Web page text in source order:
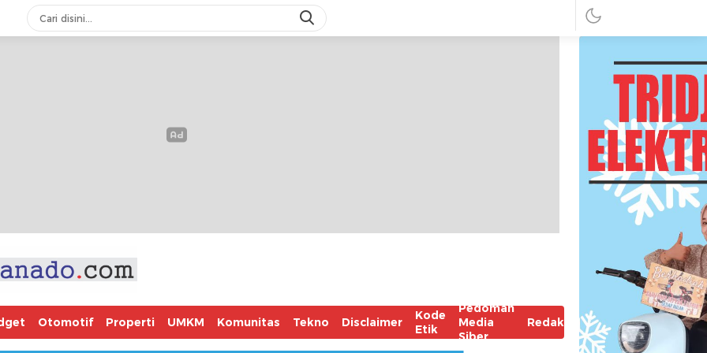
Otomotif Properti UMKM Komunitas Tekno Disclaimer
Kode
Etik
Pedoman
Media
Siber
Redaksi